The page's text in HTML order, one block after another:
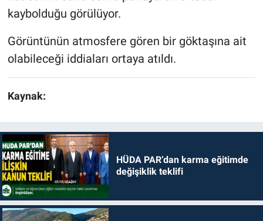
kaybolduğu görülüyor.
Görüntünün atmosfere gören bir göktaşına ait
olabileceği iddiaları ortaya atıldı.
Kaynak:
HÜDA PAR’dan karma eğitimde
değişiklik teklifi
Nöbetçi Eczaneler